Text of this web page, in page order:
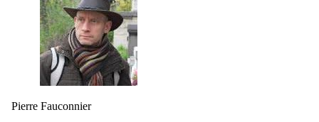
Pierre Fauconnier